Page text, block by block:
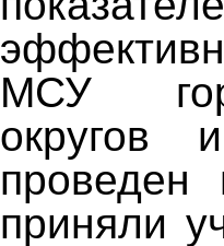
МСУ
округов
проведен
приняли